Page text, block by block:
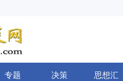
专题 决策 思想汇